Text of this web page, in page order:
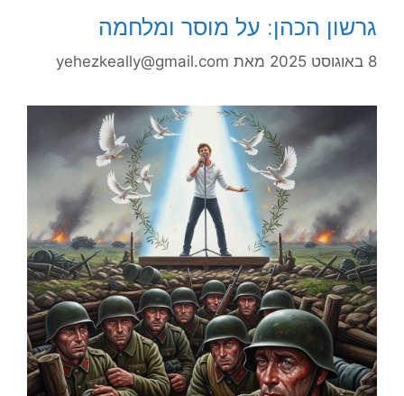
גרשון הכהן: על מוסר ומלחמה
8 באוגוסט 2025 מאת yehezkeally@gmail.com